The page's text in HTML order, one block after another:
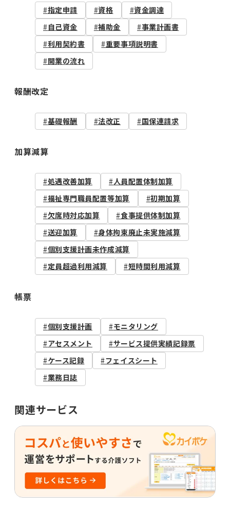
指定申請 資格
資金調達
自己資金
補助金
事業計画書
利用契約書
重要事項説明書
開業の流れ
報酬改定
基礎報酬 法改正 国保連請求
加算減算
処遇改善加算
人員配置体制加算
福祉専門職員配置等加算
初期加算
欠席時対応加算
食事提供体制加算
送迎加算
身体拘束廃止未実施減算
個別支援計画未作成減算
定員超過利用減算
短時間利用減算
帳票
個別支援計画
モニタリング
アセスメント
サービス提供実績記録票
ケース記録
フェイスシート
業務日誌
関連サービス